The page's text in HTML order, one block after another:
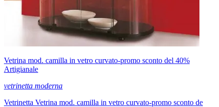
Vetrina mod. camilla in vetro curvato-promo sconto del 40%
Artigianale
vetrinetta moderna
Vetrinetta Vetrina mod. camilla in vetro curvato-promo sconto de